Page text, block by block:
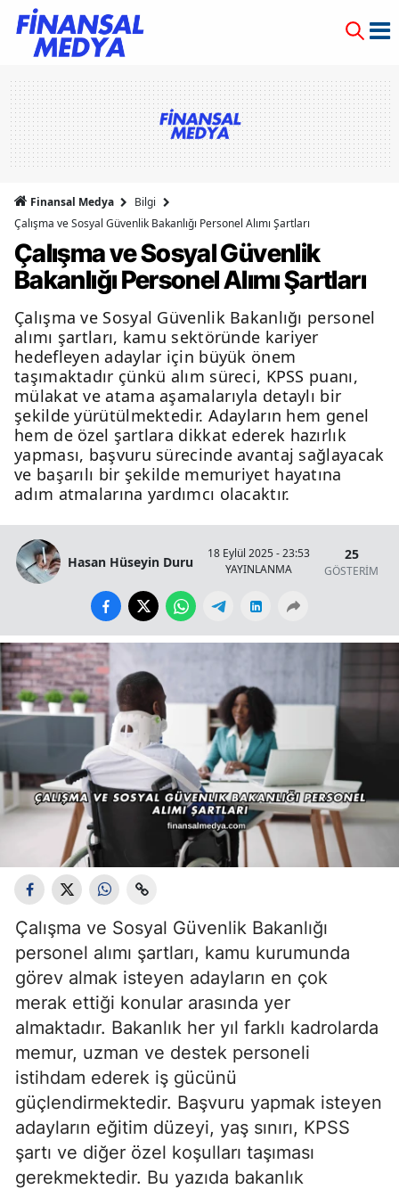
Finansal Medya
Bilgi
Çalışma ve Sosyal Güvenlik Bakanlığı Personel Alımı Şartları
Çalışma ve Sosyal Güvenlik
Bakanlığı Personel Alımı Şartları
Çalışma ve Sosyal Güvenlik Bakanlığı personel
alımı şartları, kamu sektöründe kariyer
hedefleyen adaylar için büyük önem
taşımaktadır çünkü alım süreci, KPSS puanı,
mülakat ve atama aşamalarıyla detaylı bir
şekilde yürütülmektedir. Adayların hem genel
hem de özel şartlara dikkat ederek hazırlık
yapması, başvuru sürecinde avantaj sağlayacak
ve başarılı bir şekilde memuriyet hayatına
adım atmalarına yardımcı olacaktır.
Hasan Hüseyin Duru
18 Eylül 2025 - 23:53
YAYINLANMA
25
GÖSTERİM
Çalışma ve Sosyal Güvenlik Bakanlığı
personel alımı şartları, kamu kurumunda
görev almak isteyen adayların en çok
merak ettiği konular arasında yer
almaktadır. Bakanlık her yıl farklı kadrolarda
memur, uzman ve destek personeli
istihdam ederek iş gücünü
güçlendirmektedir. Başvuru yapmak isteyen
adayların eğitim düzeyi, yaş sınırı, KPSS
şartı ve diğer özel koşulları taşıması
gerekmektedir. Bu yazıda bakanlık